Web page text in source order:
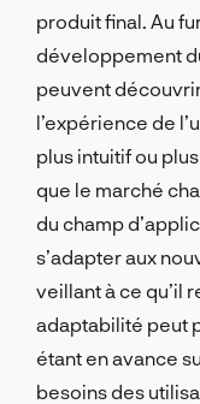
produit final. Au
développement
peuvent
l’expérience de
plus intuitif ou
que le marché
du champ
s’adapter aux
veillant à ce qu’il
adaptabilité peut
étant en avance
besoins des